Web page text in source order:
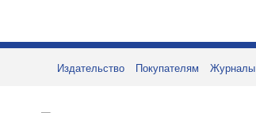
Издательство Покупателям Журналы